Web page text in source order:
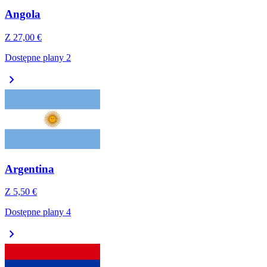
Angola
Z 27,00 €
Dostępne plany 2
chevron_right
Argentina
Z 5,50 €
Dostępne plany 4
chevron_right